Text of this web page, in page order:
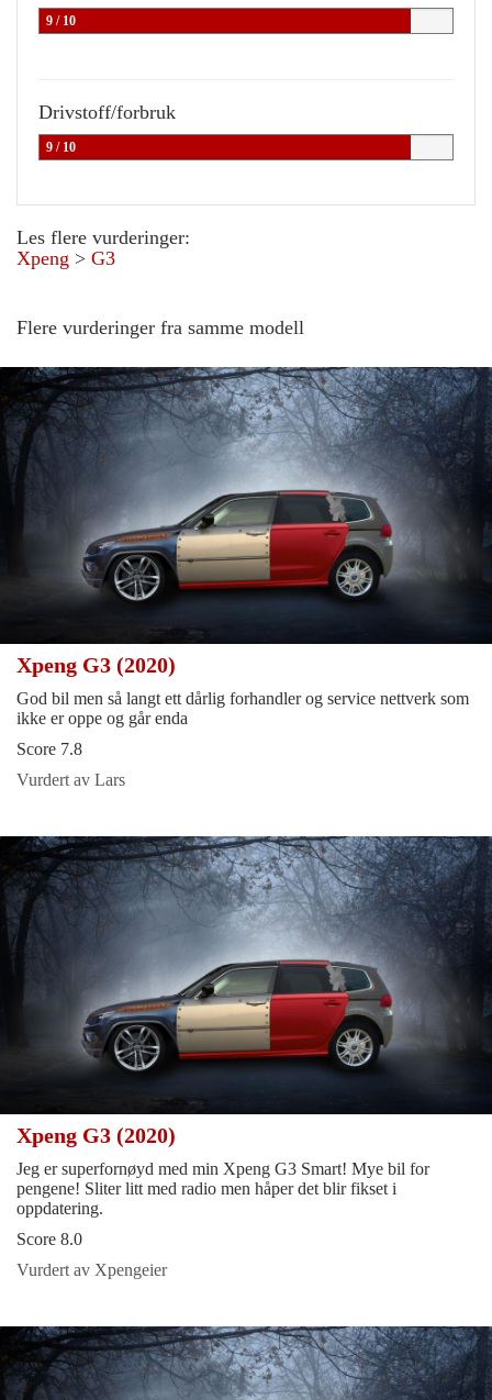
9 / 10
Drivstoff/forbruk
9 / 10
Les flere vurderinger:
Xpeng > G3
Flere vurderinger fra samme modell
Xpeng G3 (2020)
God bil men så langt ett dårlig forhandler og service nettverk som
ikke er oppe og går enda
Score 7.8
Vurdert av Lars
Xpeng G3 (2020)
Jeg er superfornøyd med min Xpeng G3 Smart! Mye bil for
pengene! Sliter litt med radio men håper det blir fikset i
oppdatering.
Score 8.0
Vurdert av Xpengeier